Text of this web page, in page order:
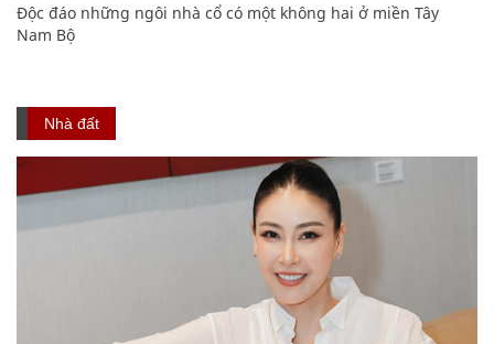
Độc đáo những ngôi nhà cổ có một không hai ở miền Tây
Nam Bộ
Nhà đất